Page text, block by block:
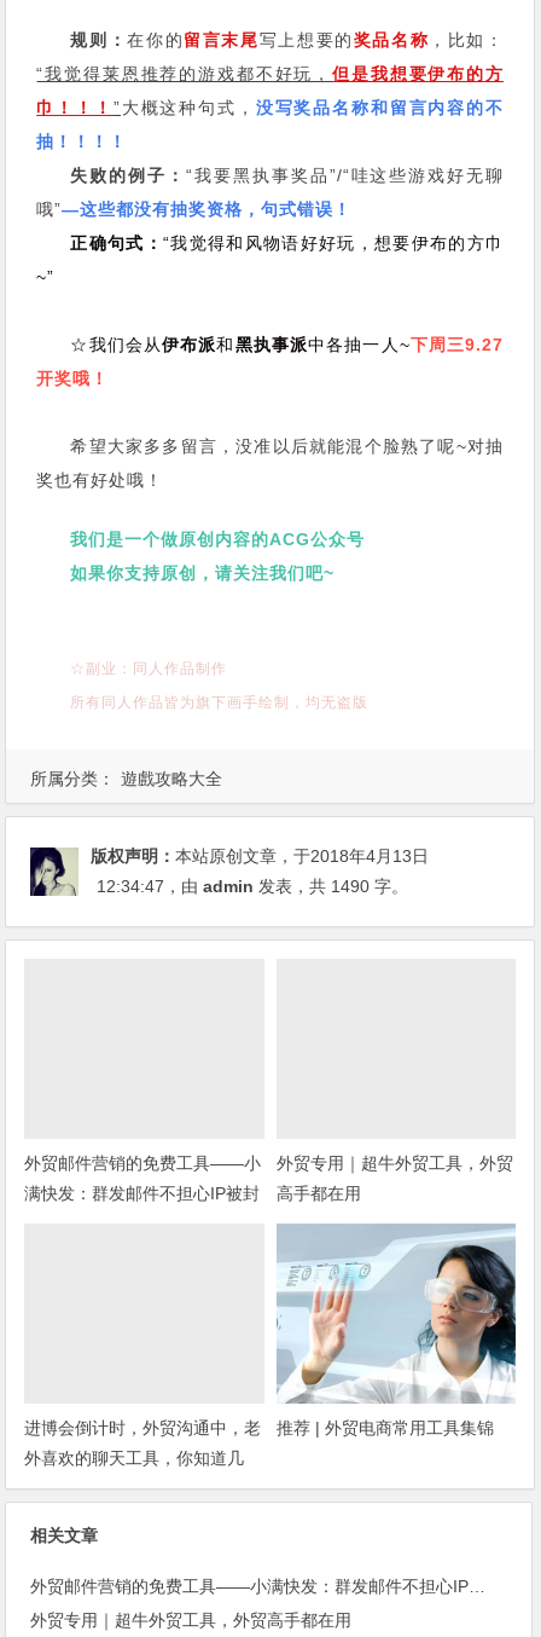
所属分类： 遊戲攻略大全
规则：在你的留言末尾写上想要的奖品名称 ，比如：
“我觉得莱恩推荐的游戏都不好玩，但是我想要伊布的方
巾！！！ ”大概这种句式， 没写奖品名称和留言内容的不
抽！！！！
失败的例子：“我要黑执事奖品”/“哇这些游戏好无聊
哦”—这些都没有抽奖资格，句式错误！
正确句式：“我觉得和风物语好好玩，想要伊布的方巾
~”
☆我们会从伊布派和黑执事派中各抽一人~下周三9.27
开奖哦！
希望大家多多留言，没准以后就能混个脸熟了呢~对抽
奖也有好处哦！
我们是一个做原创内容的ACG公众号
如果你支持原创，请关注我们吧~
☆副业：同人作品制作
所有同人作品皆为旗下画手绘制，均无盗版
版权声明：本站原创文章，于2018年4月13日
12:34:47 ，由admin 发表，共 1490 字。
外贸邮件营销的免费工具——小
满快发：群发邮件不担心IP被封
外贸专用｜超牛外贸工具，外贸
高手都在用
进博会倒计时，外贸沟通中，老
外喜欢的聊天工具，你知道几
种？
推荐 | 外贸电商常用工具集锦
相关文章
外贸专用｜超牛外贸工具，外贸高手都在用